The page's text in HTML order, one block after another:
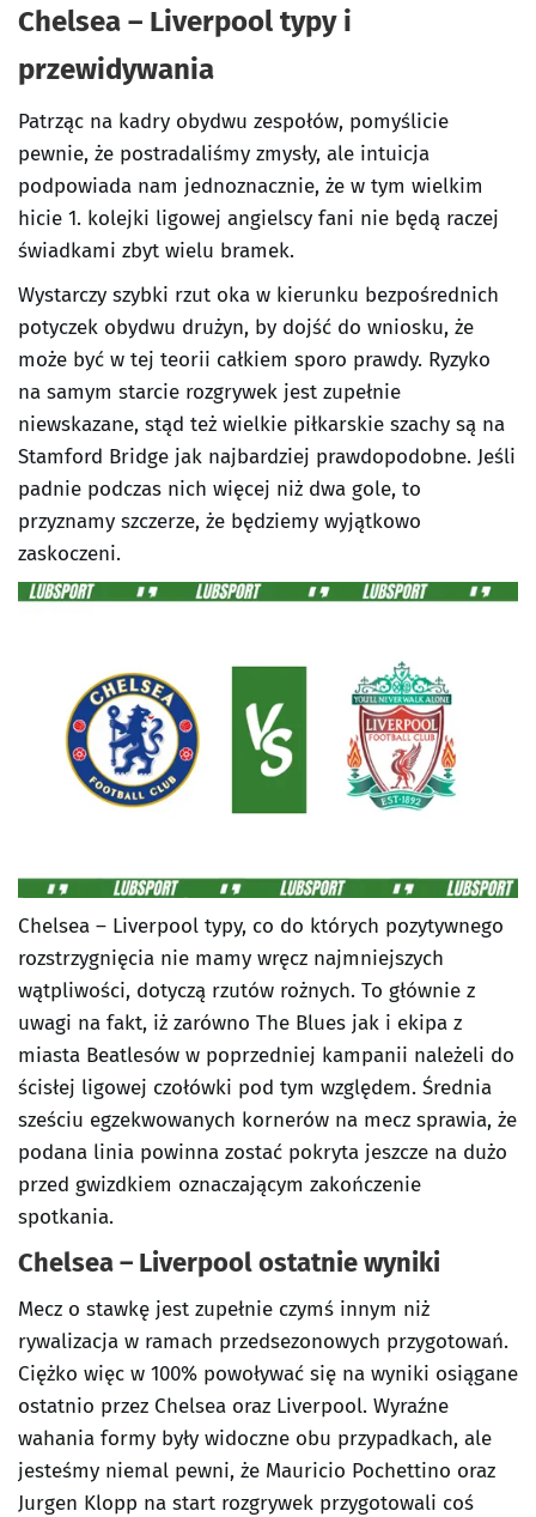
Chelsea – Liverpool typy i
przewidywania
Patrząc na kadry obydwu zespołów, pomyślicie
pewnie, że postradaliśmy zmysły, ale intuicja
podpowiada nam jednoznacznie, że w tym wielkim
hicie 1. kolejki ligowej angielscy fani nie będą raczej
świadkami zbyt wielu bramek.
Wystarczy szybki rzut oka w kierunku bezpośrednich
potyczek obydwu drużyn, by dojść do wniosku, że
może być w tej teorii całkiem sporo prawdy. Ryzyko
na samym starcie rozgrywek jest zupełnie
niewskazane, stąd też wielkie piłkarskie szachy są na
Stamford Bridge jak najbardziej prawdopodobne. Jeśli
padnie podczas nich więcej niż dwa gole, to
przyznamy szczerze, że będziemy wyjątkowo
zaskoczeni.
Chelsea – Liverpool typy, co do których pozytywnego
rozstrzygnięcia nie mamy wręcz najmniejszych
wątpliwości, dotyczą rzutów rożnych. To głównie z
uwagi na fakt, iż zarówno The Blues jak i ekipa z
miasta Beatlesów w poprzedniej kampanii należeli do
ścisłej ligowej czołówki pod tym względem. Średnia
sześciu egzekwowanych kornerów na mecz sprawia, że
podana linia powinna zostać pokryta jeszcze na dużo
przed gwizdkiem oznaczającym zakończenie
spotkania.
Chelsea – Liverpoolostatnie wyniki
Mecz o stawkę jest zupełnie czymś innym niż
rywalizacja w ramach przedsezonowych przygotowań.
Ciężko więc w 100% powoływać się na wyniki osiągane
ostatnio przez Chelsea oraz Liverpool. Wyraźne
wahania formy były widoczne obu przypadkach, ale
jesteśmy niemal pewni, że Mauricio Pochettino oraz
Jurgen Klopp na start rozgrywek przygotowali coś